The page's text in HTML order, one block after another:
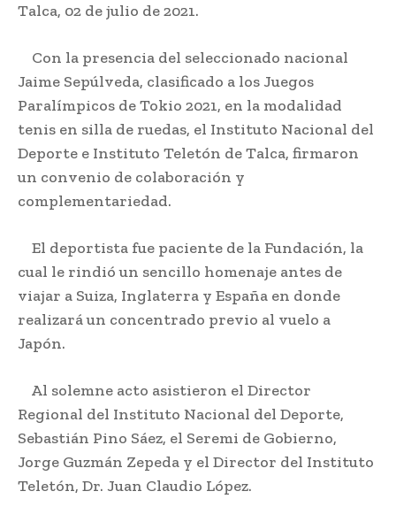
Talca, 02 de julio de 2021.
Con la presencia del seleccionado nacional
Jaime Sepúlveda, clasificado a los Juegos
Paralímpicos de Tokio 2021, en la modalidad
tenis en silla de ruedas, el Instituto Nacional del
Deporte e Instituto Teletón de Talca, firmaron
un convenio de colaboración y
complementariedad.
El deportista fue paciente de la Fundación, la
cual le rindió un sencillo homenaje antes de
viajar a Suiza, Inglaterra y España en donde
realizará un concentrado previo al vuelo a
Japón.
Al solemne acto asistieron el Director
Regional del Instituto Nacional del Deporte,
Sebastián Pino Sáez, el Seremi de Gobierno,
Jorge Guzmán Zepeda y el Director del Instituto
Teletón, Dr. Juan Claudio López.